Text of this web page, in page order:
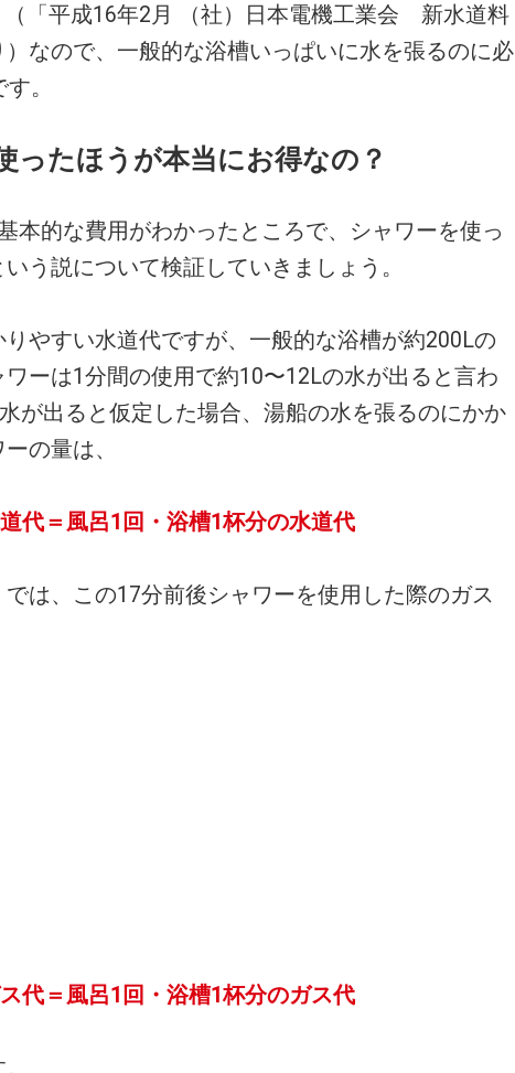
「平成16年2月 （社）日本電機工業会 新水道料
なので、一般的な浴槽いっぱいに水を張るのに必
。
たほうが本当にお得なの？
本的な費用がわかったところで、シャワーを使っ
う説について検証していきましょう。
やすい水道代ですが、一般的な浴槽が約200Lの
ーは1分間の使用で約10〜12Lの水が出ると言わ
が出ると仮定した場合、湯船の水を張るのにかか
の量は、
代＝風呂1回・浴槽1杯分の水道代
は、この17分前後シャワーを使用した際のガス
代＝風呂1回・浴槽1杯分のガス代